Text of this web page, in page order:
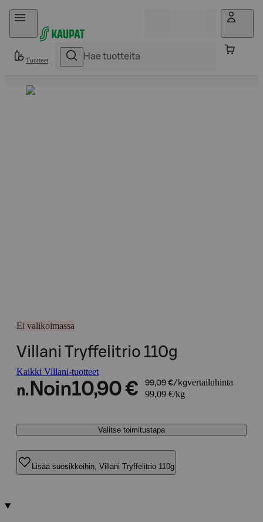
Hyppää sisältöön
Tuotteet
Ei valikoimassa
Villani Tryffelitrio 110g
Kaikki Villani-tuotteet
n. Noin10,90 € 99,09 €/kgvertailuhinta
99,09 €/kg
Valitse toimitustapa
Lisää suosikkeihin, Villani Tryffelitrio 110g